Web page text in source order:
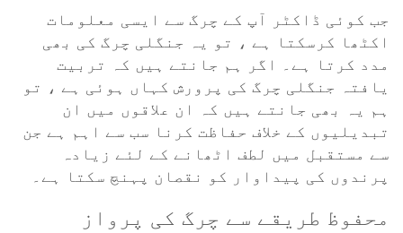
جب کوئی ڈاکٹر آپ کے چرگ سے ایسی معلومات
اکٹھا کرسکتا ہے ، تو یہ جنگلی چرگ کی بھی
مدد کرتا ہے۔ اگر ہم جانتے ہیں کہ تربیت
یافتہ جنگلی چرگ کی پرورش کہاں ہوئی ہے ، تو
ہم یہ بھی جانتے ہیں کہ ان علاقوں میں ان
تبدیلیوں کے خلاف حفاظت کرنا سب سے اہم ہے جن
سے مستقبل میں لطف اٹھانے کے لئے زیادہ
پرندوں کی پیداوار کو نقصان پہنچ سکتا ہے۔
محفوظ طریقے سے چرگ کی پرواز